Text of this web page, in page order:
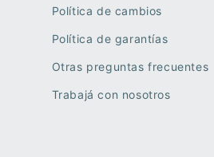
Política de cambios
Política de garantías
Otras preguntas frecuentes
Trabajá con nosotros